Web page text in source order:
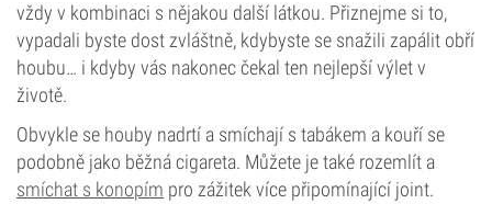
vždy v kombinaci s nějakou další látkou. Přiznejme si to,
vypadali byste dost zvláštně, kdybyste se snažili zapálit obří
houbu… i kdyby vás nakonec čekal ten nejlepší výlet v
životě.
Obvykle se houby nadrtí a smíchají s tabákem a kouří se
podobně jako běžná cigareta. Můžete je také rozemlít a
smíchat s konopím pro zážitek více připomínající joint.